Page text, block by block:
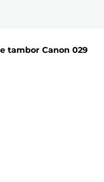
tambor Canon 029